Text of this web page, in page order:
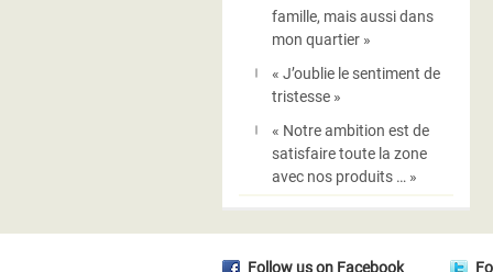
famille, mais aussi dans
mon quartier »
« J’oublie le sentiment de
tristesse »
« Notre ambition est de
satisfaire toute la zone
avec nos produits … »
Follow us on Facebook